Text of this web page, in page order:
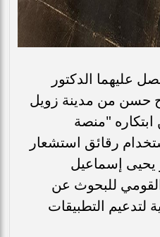
عليهما الدكتور
حسن من مدينة زويل
ابتكاره "منصة
رقائق استشعار
يحيى إسماعيل
للبحوث عن
لتدعيم التطبيقات